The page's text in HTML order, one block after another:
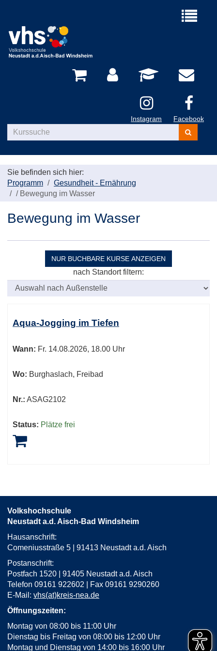
Menü
Instagram Facebook
Kurse
suchen
Sie befinden sich hier:
Programm
Gesundheit - Ernährung
/ Bewegung im Wasser
Bewegung im Wasser
NUR BUCHBARE KURSE ANZEIGEN
nach Standort filtern:
Tabellenüberschriften
können
werden.
Aqua-Jogging im Tiefen
Wann: Fr. 14.08.2026, 18.00 Uhr
Wo: Burghaslach, Freibad
Nr.: ASAG2102
Status: Plätze frei
Volkshochschule
Neustadt a.d. Aisch-Bad Windsheim
Hausanschrift:
Comeniusstraße 5 | 91413 Neustadt a.d. Aisch
Postanschrift:
Postfach 1520 | 91405 Neustadt a.d. Aisch
Telefon 09161 922602 | Fax 09161 9290260
E-Mail: vhs(at)kreis-nea.de
Öffnungszeiten:
Montag von 08:00 bis 11:00 Uhr
Dienstag bis Freitag von 08:00 bis 12:00 Uhr
Montag und Dienstag von 14:00 bis 16:00 Uhr